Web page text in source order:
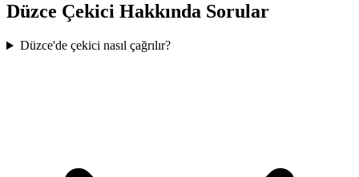
Düzce Çekici Hakkında Sorular
Düzce'de çekici nasıl çağrılır?